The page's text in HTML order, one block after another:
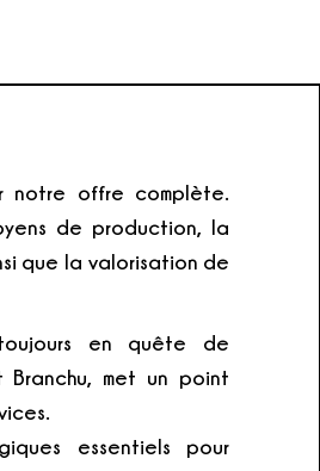
notre offre complète.
de production, la
que la valorisation de
en quête de
met un point
essentiels pour